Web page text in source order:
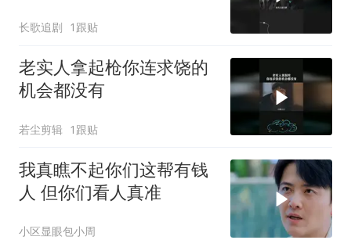
长歌追剧 1跟贴
老实人拿起枪你连求饶的
机会都没有
若尘剪辑 1跟贴
我真瞧不起你们这帮有钱
人 但你们看人真准
小区显眼包小周